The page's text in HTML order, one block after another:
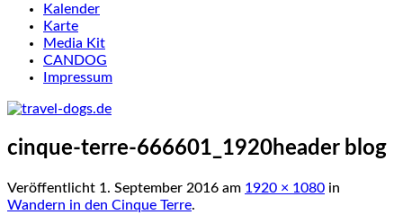
Kalender
Karte
Media Kit
CANDOG
Impressum
cinque-terre-666601_1920header blog
Veröffentlicht 1. September 2016 am 1920 × 1080 in
Wandern in den Cinque Terre.